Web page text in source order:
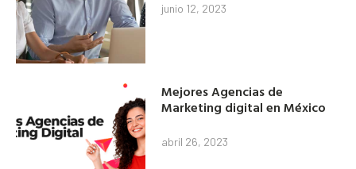
junio 12, 2023
Mejores Agencias de
Marketing digital en México
abril 26, 2023